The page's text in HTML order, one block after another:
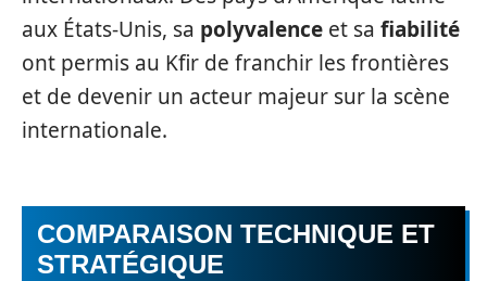
aux États-Unis, sa polyvalence et sa fiabilité
ont permis au Kfir de franchir les frontières
et de devenir un acteur majeur sur la scène
internationale.
COMPARAISON TECHNIQUE ET
STRATÉGIQUE